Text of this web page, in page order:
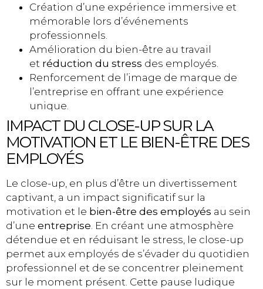
Création d’une expérience immersive et
mémorable lors d’événements
professionnels.
Amélioration du bien-être au travail
et réduction du stress des employés.
Renforcement de l’image de marque de
l’entreprise en offrant une expérience
unique.
IMPACT DU CLOSE-UP SUR LA
MOTIVATION ET LE BIEN-ÊTRE DES
EMPLOYÉS
Le close-up, en plus d’être un divertissement
captivant, a un impact significatif sur la
motivation et le bien-être des employés au sein
d’une entreprise. En créant une atmosphère
détendue et en réduisant le stress, le close-up
permet aux employés de s’évader du quotidien
professionnel et de se concentrer pleinement
sur le moment présent. Cette pause ludique